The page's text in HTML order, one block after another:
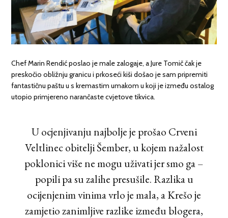
Chef Marin Rendić poslao je male zalogaje, a Jure Tomič čak je
preskočio obližnju granicu i prkoseći kiši došao je sam pripremiti
fantastičnu paštu u s kremastim umakom u koji je između ostalog
utopio primjereno narančaste cvjetove tikvica.
U ocjenjivanju najbolje je prošao Crveni
Veltlinec obitelji Šember, u kojem nažalost
poklonici više ne mogu uživati jer smo ga –
popili pa su zalihe presušile. Razlika u
ocijenjenim vinima vrlo je mala, a Krešo je
zamjetio zanimljive razlike između blogera,